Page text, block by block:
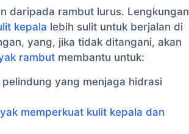
daripada rambut lurus. Lengkungan
kepala lebih sulit untuk berjalan di
yang, jika tidak ditangani, akan
rambut membantu untuk:
yang menjaga hidrasi
memperkuat kulit kepala dan